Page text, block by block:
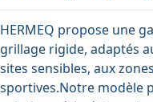
HERMEQ propose une
grillage rigide, adaptés
sites sensibles, aux
sportives.Notre modèle